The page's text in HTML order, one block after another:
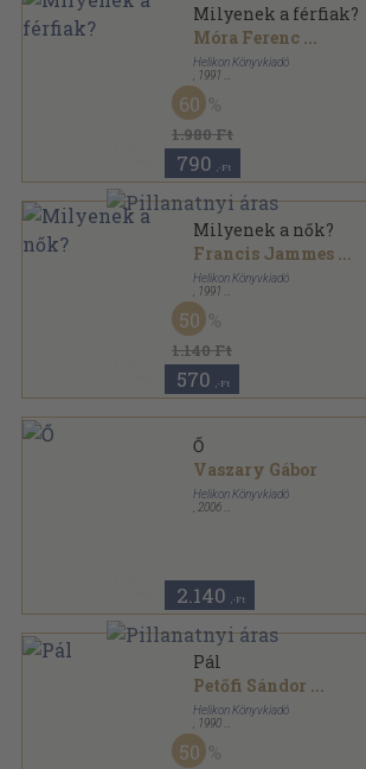
Milyenek a férfiak?
Móra Ferenc ...
Helikon Könyvkiadó
1991
Bársony
Briliáns könyvek sorozat
1.980 Ft
60
790 ,-Ft
Milyenek a nők?
Francis Jammes ...
Helikon Könyvkiadó
1991
Bársony
Briliáns könyvek sorozat
1.140 Ft
50
570 ,-Ft
Ő
Vaszary Gábor
Helikon Könyvkiadó
2006
2.140 ,-Ft
Pál
Petőfi Sándor ...
Helikon Könyvkiadó
1990
Bársony
Nevek - Névnapok sorozat
50